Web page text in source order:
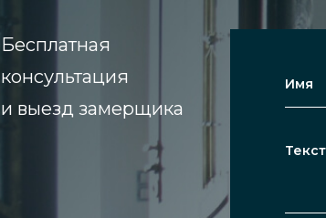
Бесплатная
консультация
и выезд замерщика